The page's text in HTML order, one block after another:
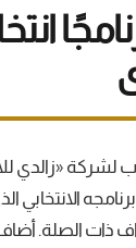
لشركة
ذات الصلة.